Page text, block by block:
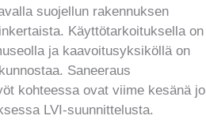
suojellun rakennuksen
Käyttötarkoituksella on
ja kaavoitusyksiköllä on
Saneeraus
kohteessa ovat viime kesänä jo
LVI-suunnittelusta.